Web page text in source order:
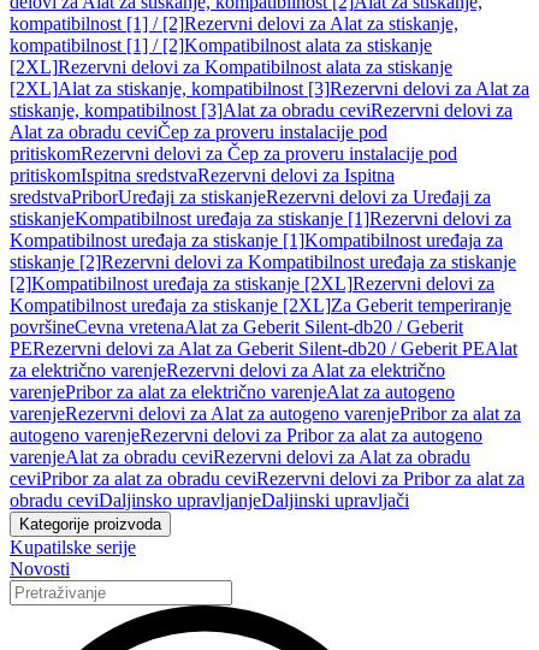
kompatibilnost [1] / [2]Rezervni delovi za Alat za stiskanje,
kompatibilnost [1] / [2]Kompatibilnost alata za stiskanje
[2XL]Rezervni delovi za Kompatibilnost alata za stiskanje
[2XL]Alat za stiskanje, kompatibilnost [3]Rezervni delovi za Alat za
stiskanje, kompatibilnost [3]Alat za obradu ceviRezervni delovi za
Alat za obradu ceviČep za proveru instalacije pod
pritiskomRezervni delovi za Čep za proveru instalacije pod
pritiskomIspitna sredstvaRezervni delovi za Ispitna
sredstvaPriborUređaji za stiskanjeRezervni delovi za Uređaji za
stiskanjeKompatibilnost uređaja za stiskanje [1]Rezervni delovi za
Kompatibilnost uređaja za stiskanje [1]Kompatibilnost uređaja za
stiskanje [2]Rezervni delovi za Kompatibilnost uređaja za stiskanje
[2]Kompatibilnost uređaja za stiskanje [2XL]Rezervni delovi za
Kompatibilnost uređaja za stiskanje [2XL]Za Geberit temperiranje
površineCevna vretenaAlat za Geberit Silent-db20 / Geberit
PERezervni delovi za Alat za Geberit Silent-db20 / Geberit PEAlat
za električno varenjeRezervni delovi za Alat za električno
varenjePribor za alat za električno varenjeAlat za autogeno
varenjeRezervni delovi za Alat za autogeno varenjePribor za alat za
autogeno varenjeRezervni delovi za Pribor za alat za autogeno
varenjeAlat za obradu ceviRezervni delovi za Alat za obradu
ceviPribor za alat za obradu ceviRezervni delovi za Pribor za alat za
obradu ceviDaljinsko upravljanjeDaljinski upravljači
Kategorije proizvoda
Kupatilske serije
Novosti